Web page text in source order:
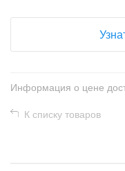
Информация о цене
К списку товаров